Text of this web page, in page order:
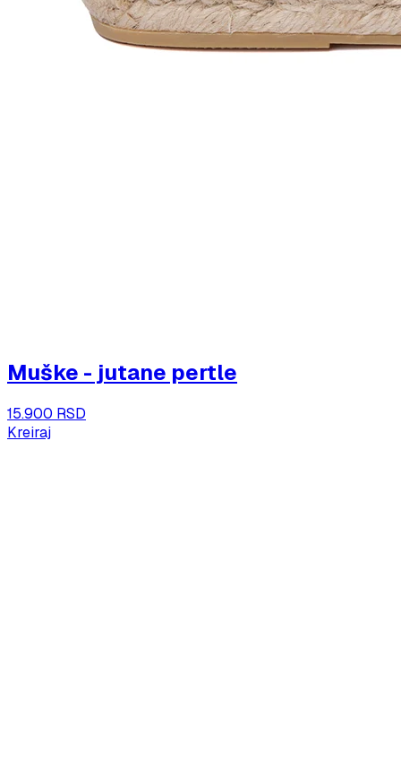
Muške - jutane pertle
15.900 RSD
Kreiraj